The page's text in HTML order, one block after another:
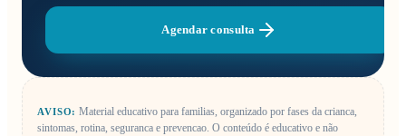
Agendar consulta
AVISO: Material educativo para familias, organizado por fases da crianca,
sintomas, rotina, seguranca e prevencao. O conteúdo é educativo e não